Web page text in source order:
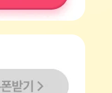
폰받기